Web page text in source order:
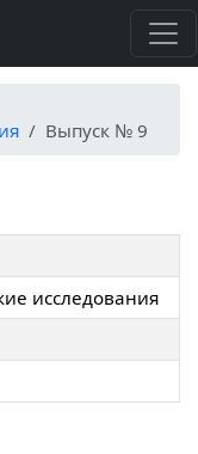
Выпуск № 9
исследования